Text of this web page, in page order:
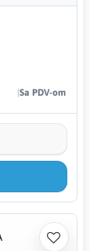
Sa PDV-om